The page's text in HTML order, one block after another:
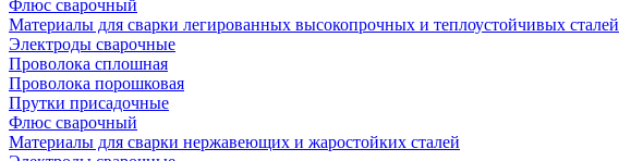
Флюс сварочный
Материалы для сварки легированных высокопрочных и теплоустойчивых сталей
Электроды сварочные
Проволока сплошная
Проволока порошковая
Прутки присадочные
Флюс сварочный
Материалы для сварки нержавеющих и жаростойких сталей